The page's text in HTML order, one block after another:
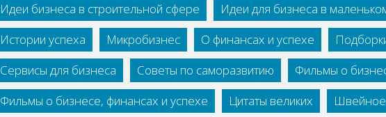
Идеи бизнеса в строительной сфере
Идеи для бизнеса в
Истории успеха
Микробизнес О финансах и успехе
Сервисы для бизнеса
Советы по саморазвитию
Фильмы о
Фильмы о бизнесе, финансах и успехе
Цитаты великих